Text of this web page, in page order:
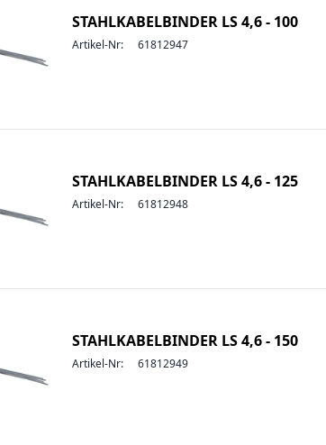
STAHLKABELBINDER LS 4,6 - 100
Artikel-Nr: 61812947
STAHLKABELBINDER LS 4,6 - 125
Artikel-Nr: 61812948
STAHLKABELBINDER LS 4,6 - 150
Artikel-Nr: 61812949